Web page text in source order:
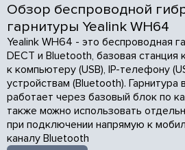
Обзор беспроводной
гарнитуры Yealink WH64
Yealink WH64 - это беспроводная
DECT и Bluetooth, базовая
к компьютеру (USB), IP-телефону
устройствам (Bluetooth).
работает через базовый блок по
также можно использовать
при подключении напрямую к
каналу Bluetooth